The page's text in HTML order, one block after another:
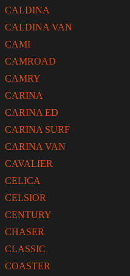
CALDINA
CALDINA VAN
CAMI
CAMROAD
CAMRY
CARINA
CARINA ED
CARINA SURF
CARINA VAN
CAVALIER
CELICA
CELSIOR
CENTURY
CHASER
CLASSIC
COASTER